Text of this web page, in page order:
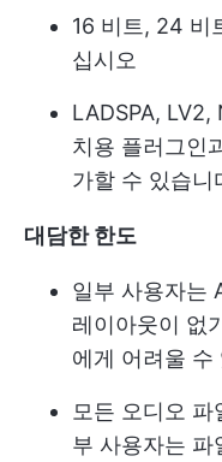
16 비트, 24 비
십시오
LADSPA,
치용 플러그인
가할 수 있습니
대담한 한도
일부 사용자는
레이아웃이 없
에게 어려울 수
모든 오디오
부 사용자는 파